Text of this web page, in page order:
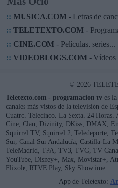
:: MUSICA.COM- Letras de
:: TELETEXTO.COM-
:: CINE.COM- Películas, series...
:: VIDEOBLOGS.COM- Vídeos
© 2026
Teletexto.com - programacion tv es
canales más vistos de la televisión de
Cuatro, Telecinco, La Sexta, 24
Cine, Clan, Divinity, DKiss, DMAX,
Squirrel TV, Squirrel 2, Teledeporte,
Sur, Canal Sur Andalucía, Castilla-La
TeleMadrid, TPA, TV3, TVG, TV
YouTube, Disney+, Max, Movistar+,
Flixole, RTVE Play, Sky Showtime.
App de Teletexto: